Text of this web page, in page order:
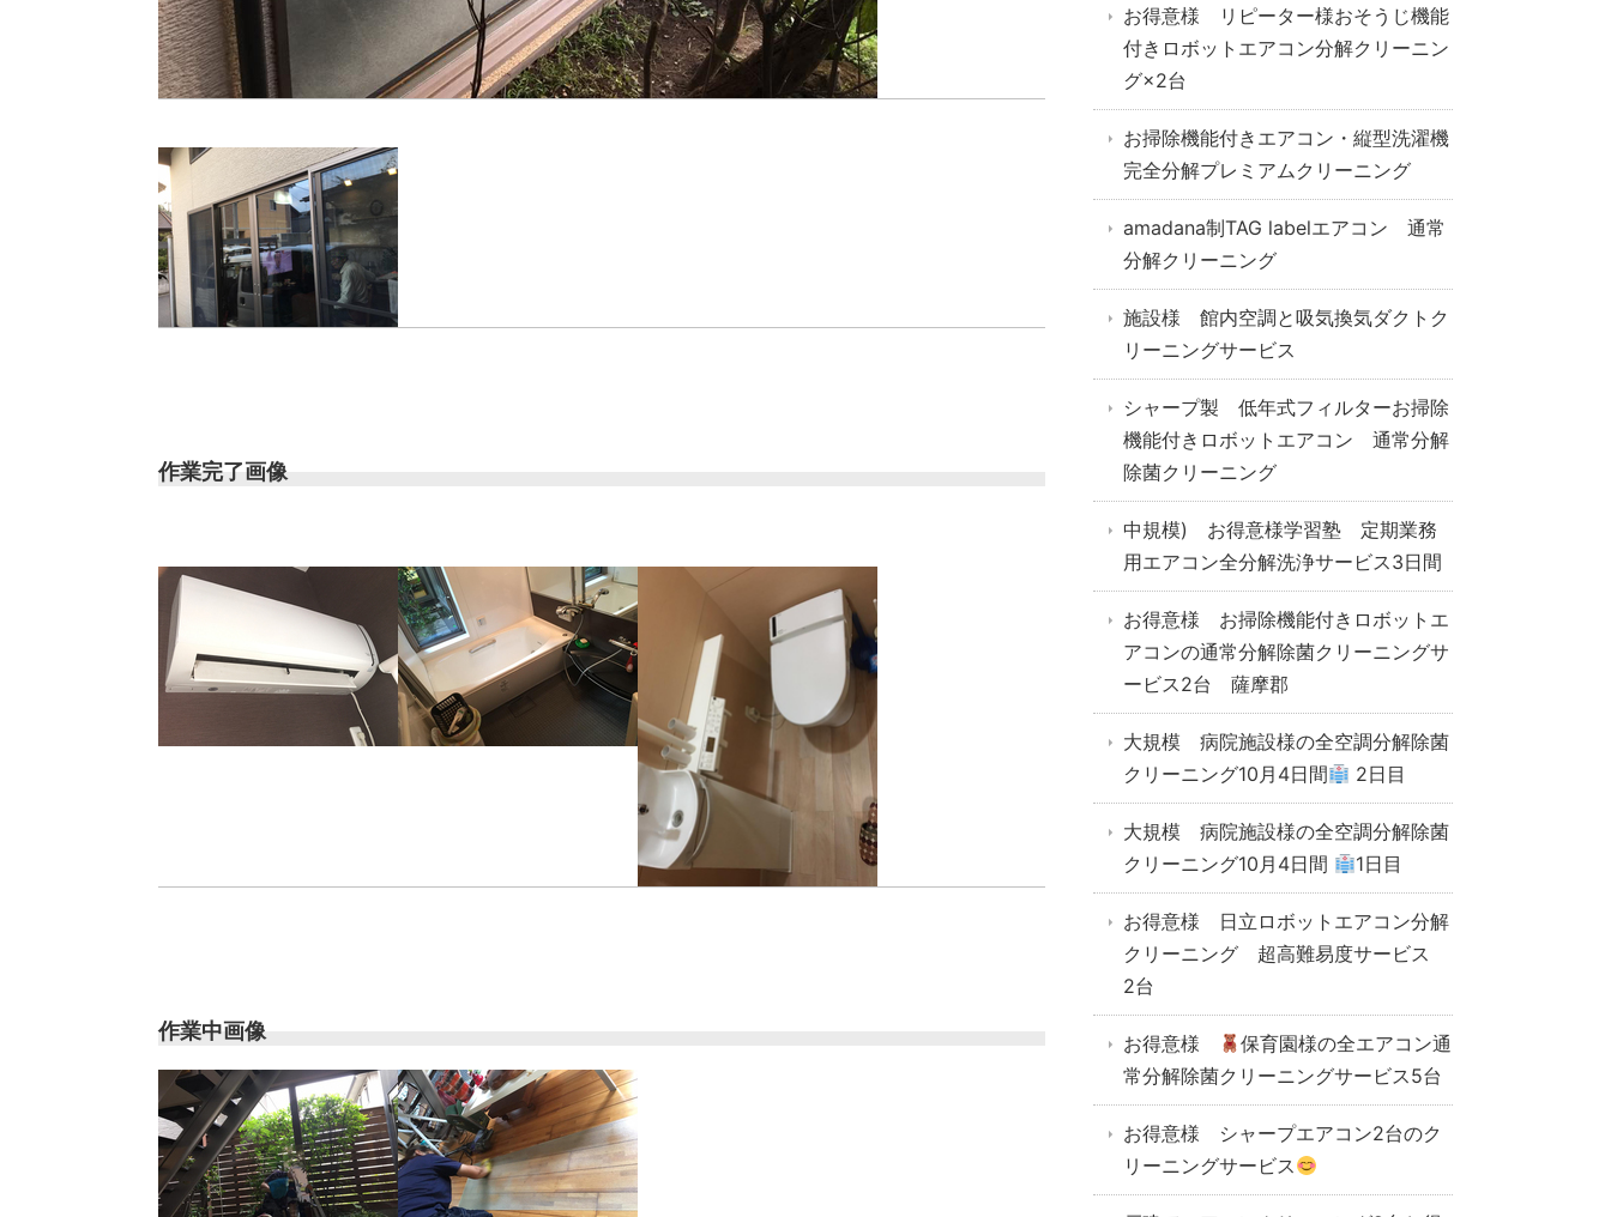
作業完了画像
作業中画像
お得意様 リピーター様おそうじ機能
付きロボットエアコン分解クリーニン
グ×2台
お掃除機能付きエアコン・縦型洗濯機
完全分解プレミアムクリーニング
amadana制TAG labelエアコン 通常
分解クリーニング
施設様 館内空調と吸気換気ダクトク
リーニングサービス
シャープ製 低年式フィルターお掃除
機能付きロボットエアコン 通常分解
除菌クリーニング
中規模) お得意様学習塾 定期業務
用エアコン全分解洗浄サービス3日間
お得意様 お掃除機能付きロボットエ
アコンの通常分解除菌クリーニングサ
ービス2台 薩摩郡
大規模 病院施設様の全空調分解除菌
クリーニング10月4日間
2日目
大規模 病院施設様の全空調分解除菌
クリーニング10月4日間
1日目
お得意様 日立ロボットエアコン分解
クリーニング 超高難易度サービス
2台
お得意様
保育園様の全エアコン通
常分解除菌クリーニングサービス5台
お得意様 シャープエアコン2台のク
リーニングサービス